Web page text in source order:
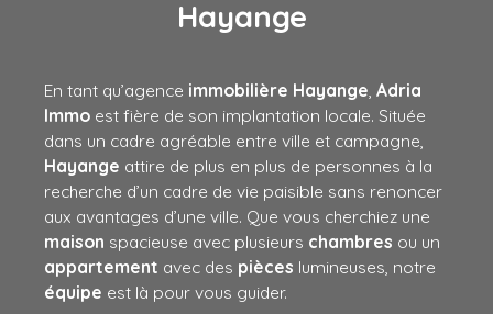
Hayange
En tant qu’agence immobilière Hayange, Adria
Immo est fière de son implantation locale. Située
dans un cadre agréable entre ville et campagne,
Hayange attire de plus en plus de personnes à la
recherche d’un cadre de vie paisible sans renoncer
aux avantages d’une ville. Que vous cherchiez une
maison spacieuse avec plusieurs chambres ou un
appartement avec des pièces lumineuses, notre
équipe est là pour vous guider.